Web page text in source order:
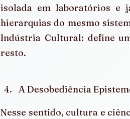
isolada em laboratórios e
hierarquias do mesmo
Indústria Cultural: define
resto.
A Desobediência
Nesse sentido, cultura e